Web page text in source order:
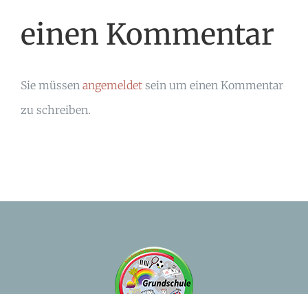
einen Kommentar
Sie müssen angemeldet sein um einen Kommentar
zu schreiben.